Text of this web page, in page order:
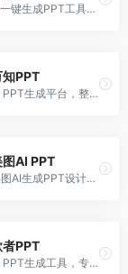
AI一键生成PPT工具，专注于快速演示文稿制作。面向职场人士，支持主题输入、内容生成、模板套用等功能，PPT生成速度快，适合紧急制作场景。
知PPT
AI PPT生成平台，整合知识库与创作功能。面向职场人士，支持内容检索、PPT生成、设计优化等服务，知识整合能力强。
图AI PPT
美图AI生成PPT设计工具，整合图像处理能力。面向设计师和职场人士，提供PPT生成、图片美化、设计优化等服务，视觉设计美观。
者PPT
AI PPT生成工具，专注于演示文稿智能创作。面向职场人士，支持主题输入、内容生成、设计美化等功能，PPT制作效率高。